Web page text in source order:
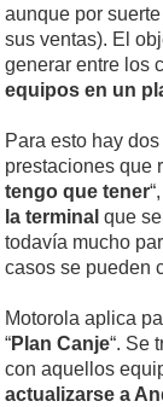
aunque por
sus ventas). El
generar entre los
equipos en un
Para esto hay
prestaciones que
tengo que tener
la terminal que
todavía mucho
casos se pueden
Motorola aplica
“Plan Canje“. Se
con aquellos
actualizarse a